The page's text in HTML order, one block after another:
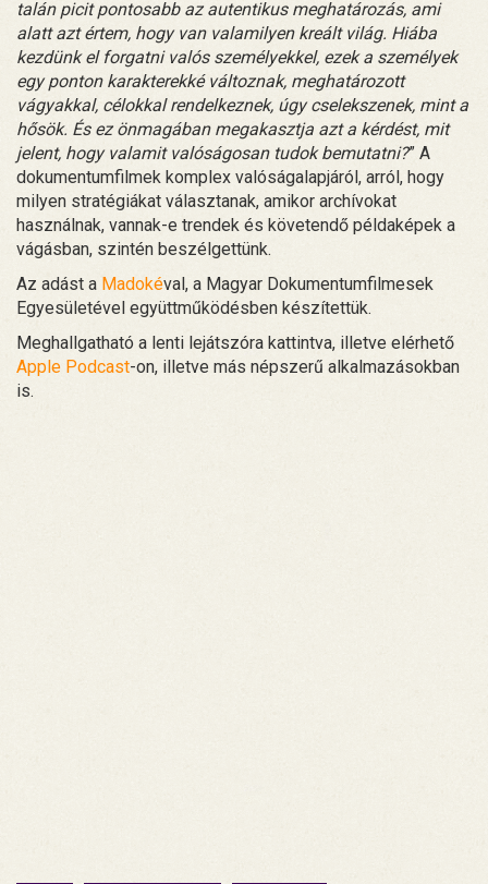
talán picit pontosabb az autentikus meghatározás, ami
alatt azt értem, hogy van valamilyen kreált világ. Hiába
kezdünk el forgatni valós személyekkel, ezek a személyek
egy ponton karakterekké változnak, meghatározott
vágyakkal, célokkal rendelkeznek, úgy cselekszenek, mint a
hősök. És ez önmagában megakasztja azt a kérdést, mit
jelent, hogy valamit valóságosan tudok bemutatni?” A
dokumentumfilmek komplex valóságalapjáról, arról, hogy
milyen stratégiákat választanak, amikor archívokat
használnak, vannak-e trendek és követendő példaképek a
vágásban, szintén beszélgettünk.
Az adást a Madokéval, a Magyar Dokumentumfilmesek
Egyesületével együttműködésben készítettük.
Meghallgatható a lenti lejátszóra kattintva, illetve elérhető
Apple Podcast-on, illetve más népszerű alkalmazásokban
is.